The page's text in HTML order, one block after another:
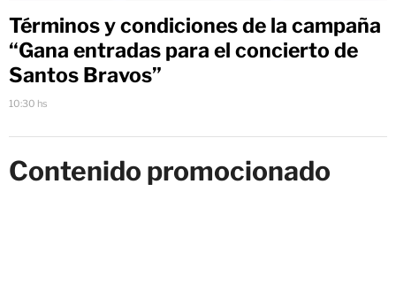
Términos y condiciones de la campaña
“Gana entradas para el concierto de
Santos Bravos”
10:30 hs
Contenido promocionado